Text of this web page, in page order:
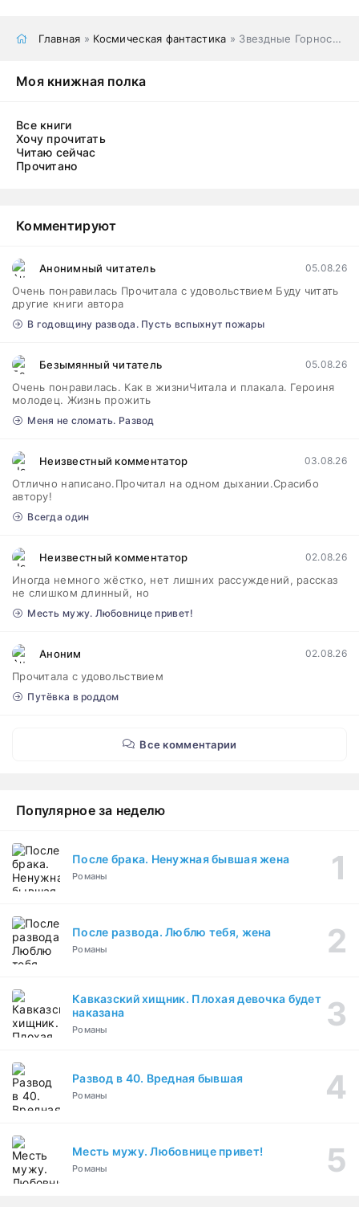
Главная » Космическая фантастика » Звездные Горностаи 5: Звездные воины
Моя книжная полка
Все книги
Хочу прочитать
Читаю сейчас
Прочитано
Комментируют
Анонимный читатель 05.08.26
Очень понравилась Прочитала с удовольствием Буду читать
другие книги автора
В годовщину развода. Пусть вспыхнут пожары
Безымянный читатель 05.08.26
Очень понравилась. Как в жизниЧитала и плакала. Героиня
молодец. Жизнь прожить
Меня не сломать. Развод
Неизвестный комментатор 03.08.26
Отлично написано.Прочитал на одном дыхании.Срасибо
автору!
Всегда один
Неизвестный комментатор 02.08.26
Иногда немного жёстко, нет лишних рассуждений, рассказ
не слишком длинный, но
Месть мужу. Любовнице привет!
Аноним 02.08.26
Прочитала с удовольствием
Путёвка в роддом
Все комментарии
Популярное за неделю
После брака. Ненужная бывшая жена
Романы
После развода. Люблю тебя, жена
Романы
Кавказский хищник. Плохая девочка будет
наказана
Романы
Развод в 40. Вредная бывшая
Романы
Месть мужу. Любовнице привет!
Романы